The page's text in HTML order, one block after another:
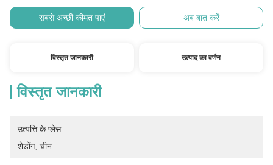
सबसे अच्छी कीमत पाएं अब बात करें
विस्तृत जानकारी उत्पाद का वर्णन
विस्तृत जानकारी
उत्पत्ति के प्लेस:
शेडोंग, चीन